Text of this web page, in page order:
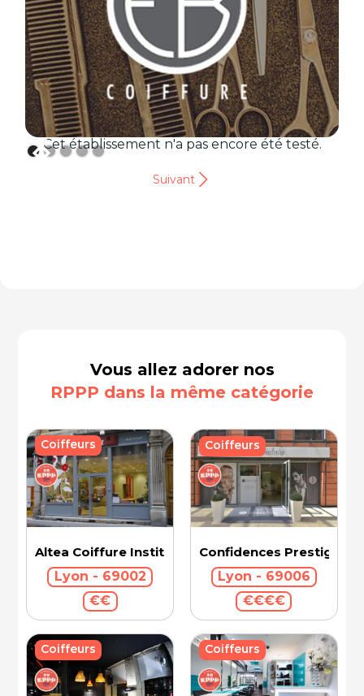
Cet établissement n'a pas encore été testé.
Suivant
Vous allez adorer nos
RPPP dans la même catégorie
Altea Coiffure Institut
Lyon - 69002
€€
Coiffeurs
Confidences Prestige
Lyon - 69006
€€€€
Coiffeurs
Coiffeurs Coiffeurs